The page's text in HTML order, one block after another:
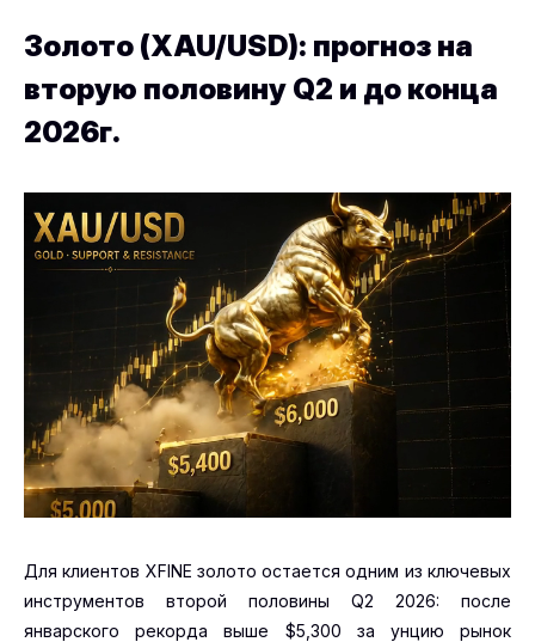
Золото (XAU/USD): прогноз на
вторую половину Q2 и до конца
2026г.
Для клиентов XFINE золото остается одним из ключевых
инструментов второй половины Q2 2026: после
январского рекорда выше $5,300 за унцию рынок